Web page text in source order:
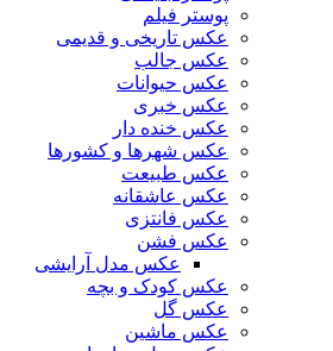
پوستر فیلم
عکس تاریخی و قدیمی
عکس جالب
عکس حیوانات
عکس خبری
عکس خنده دار
عکس شهرها و کشورها
عکس طبیعت
عکس عاشقانه
عکس فانتزی
عکس فشن
عکس مدل آرایشی
عکس کودک و بچه
عکس گل
عکس ماشین